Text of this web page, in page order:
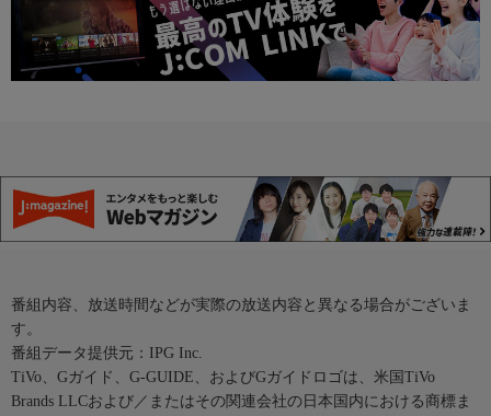
番組内容、放送時間などが実際の放送内容と異なる場合がございま
す。
番組データ提供元：IPG Inc.
TiVo、Gガイド、G-GUIDE、およびGガイドロゴは、米国TiVo
Brands LLCおよび／またはその関連会社の日本国内における商標ま